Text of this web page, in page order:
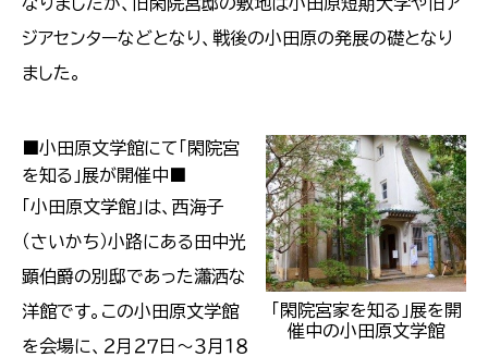
ジアセンターなどとなり、戦後の小田原の発展の礎となり
ました。
「閑院宮家を知る」展を開
催中の小田原文学館
■小田原文学館にて「閑院宮
を知る」展が開催中■
「小田原文学館」は、西海子
（さいかち）小路にある田中光
顕伯爵の別邸であった瀟洒な
洋館です。この小田原文学館
を会場に、２月２７日〜３月１８